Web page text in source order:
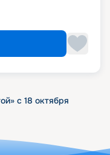
с 18 октября